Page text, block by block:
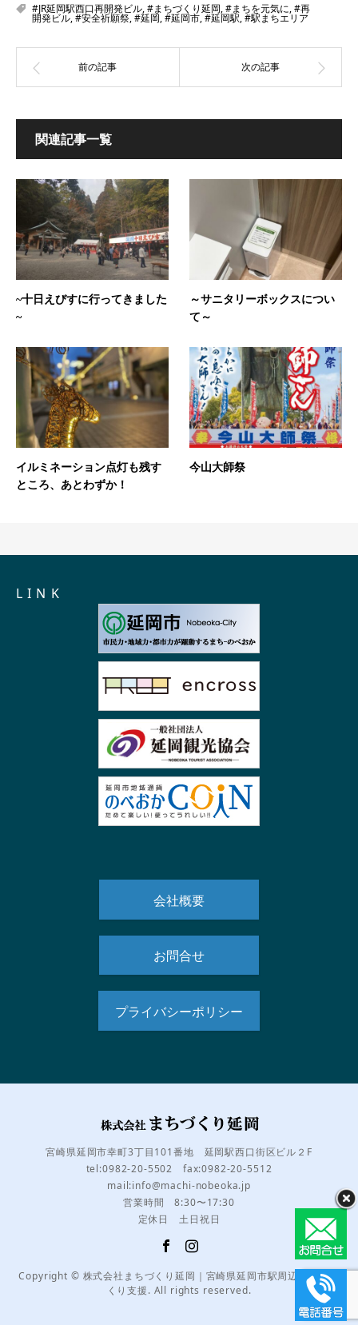
#JR延岡駅西口再開発ビル,#まちづくり延岡,#まちを元気に,#再
開発ビル,#安全祈願祭,#延岡,#延岡市,#延岡駅,#駅まちエリア
関連記事一覧
~十日えびすに行ってきました
~
～サニタリーボックスについ
て～
イルミネーション点灯も残す
ところ、あとわずか！
今山大師祭
L I N K
会社概要
お問合せ
プライバシーポリシー
宮崎県延岡市幸町3丁目101番地 延岡駅西口街区ビル２F
tel:0982-20-5502 fax:0982-20-5512
mail:info@machi-nobeoka.jp
営業時間 8:30〜17:30
定休日 土日祝日
Copyright © 株式会社まちづくり延岡｜宮崎県延岡市駅周辺のまちづ
くり支援. All rights reserved.